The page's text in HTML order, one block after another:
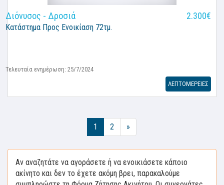
Διόνυσος - Δροσιά 2.300€
Κατάστημα Προς Ενοικίαση 72τμ.
Τελευταία ενημέρωση: 25/7/2024
ΛΕΠΤΟΜΕΡΕΙΕΣ
1 2 »
Αν αναζητάτε να αγοράσετε ή να ενοικιάσετε κάποιο
ακίνητο και δεν το έχετε ακόμη βρει, παρακαλούμε